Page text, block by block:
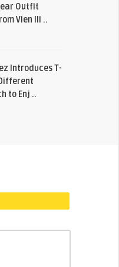
Outfit
Vien Ili ..
Introduces T-
to Enj ..